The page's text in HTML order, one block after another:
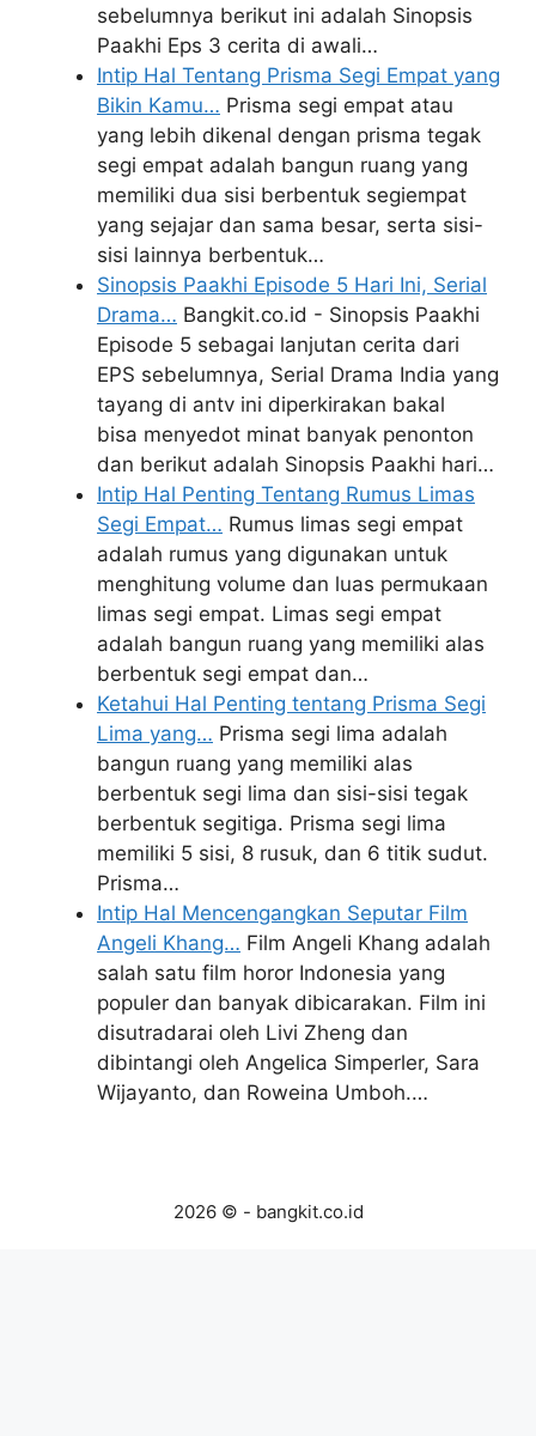
sebelumnya berikut ini adalah Sinopsis
Paakhi Eps 3 cerita di awali…
Intip Hal Tentang Prisma Segi Empat yang
Bikin Kamu… Prisma segi empat atau
yang lebih dikenal dengan prisma tegak
segi empat adalah bangun ruang yang
memiliki dua sisi berbentuk segiempat
yang sejajar dan sama besar, serta sisi-
sisi lainnya berbentuk…
Sinopsis Paakhi Episode 5 Hari Ini, Serial
Drama… Bangkit.co.id - Sinopsis Paakhi
Episode 5 sebagai lanjutan cerita dari
EPS sebelumnya, Serial Drama India yang
tayang di antv ini diperkirakan bakal
bisa menyedot minat banyak penonton
dan berikut adalah Sinopsis Paakhi hari…
Intip Hal Penting Tentang Rumus Limas
Segi Empat… Rumus limas segi empat
adalah rumus yang digunakan untuk
menghitung volume dan luas permukaan
limas segi empat. Limas segi empat
adalah bangun ruang yang memiliki alas
berbentuk segi empat dan…
Ketahui Hal Penting tentang Prisma Segi
Lima yang… Prisma segi lima adalah
bangun ruang yang memiliki alas
berbentuk segi lima dan sisi-sisi tegak
berbentuk segitiga. Prisma segi lima
memiliki 5 sisi, 8 rusuk, dan 6 titik sudut.
Prisma…
Intip Hal Mencengangkan Seputar Film
Angeli Khang… Film Angeli Khang adalah
salah satu film horor Indonesia yang
populer dan banyak dibicarakan. Film ini
disutradarai oleh Livi Zheng dan
dibintangi oleh Angelica Simperler, Sara
Wijayanto, dan Roweina Umboh.…
2026 © - bangkit.co.id